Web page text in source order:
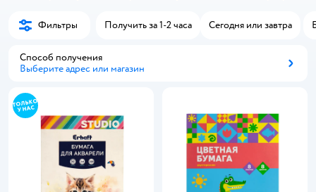
Фильтры Получить за 1-2 часа Сегодня или завтра
Способ получения
Выберите адрес или магазин